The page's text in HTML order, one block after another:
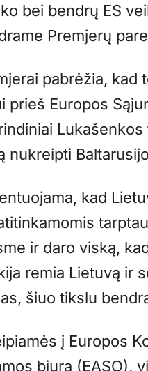
bei bendrų ES
Premjerų
pabrėžia, kad
prieš Europos
nukreipti
kad
ir daro viską,
remia Lietuvą ir
šiuo tikslu
į Europos
biurą (EASO),